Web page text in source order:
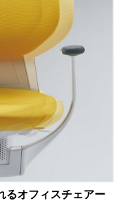
るオフィスチェアー